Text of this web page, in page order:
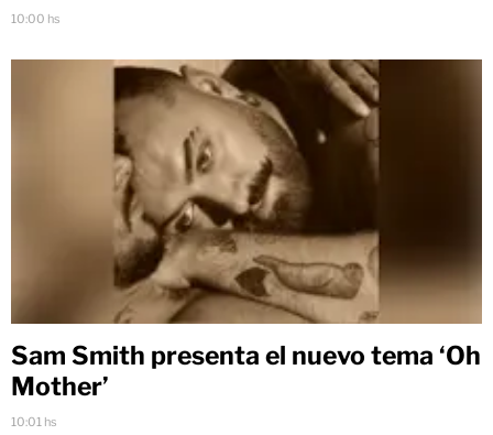
10:00 hs
Sam Smith presenta el nuevo tema ‘Oh
Mother’
10:01 hs